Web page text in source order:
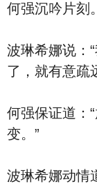
何强沉吟片刻
波琳希娜说：
了，就有意疏
何强保证道：
变。”
波琳希娜动情